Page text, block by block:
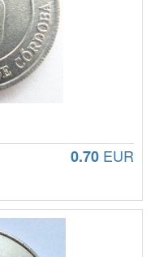
0.70 EUR